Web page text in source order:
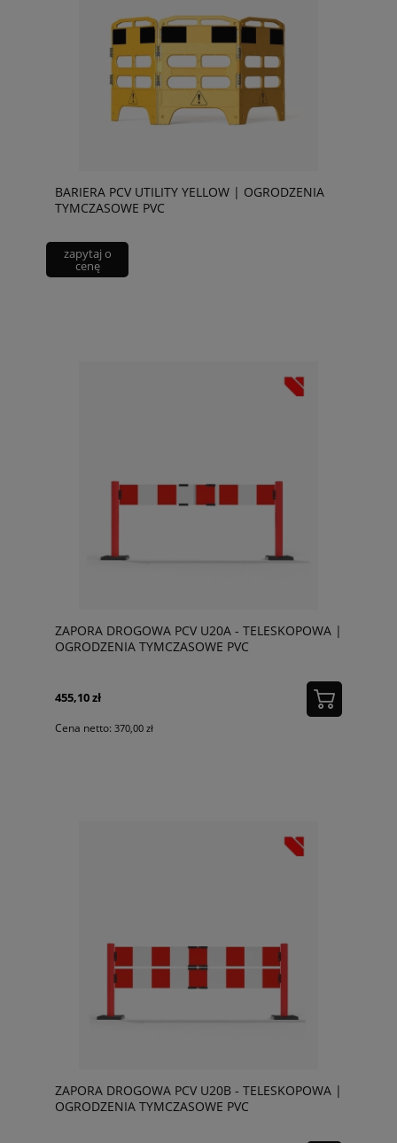
BARIERA PCV UTILITY YELLOW | OGRODZENIA
TYMCZASOWE PVC
zapytaj o
cenę
ZAPORA DROGOWA PCV U20A - TELESKOPOWA |
OGRODZENIA TYMCZASOWE PVC
455,10 zł
Cena netto: 370,00 zł
ZAPORA DROGOWA PCV U20B - TELESKOPOWA |
OGRODZENIA TYMCZASOWE PVC